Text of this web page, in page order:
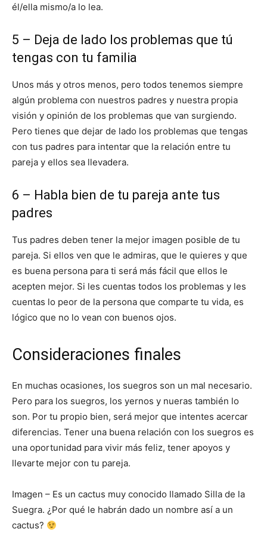
él/ella mismo/a lo lea.
5 – Deja de lado los problemas que tú
tengas con tu familia
Unos más y otros menos, pero todos tenemos siempre
algún problema con nuestros padres y nuestra propia
visión y opinión de los problemas que van surgiendo.
Pero tienes que dejar de lado los problemas que tengas
con tus padres para intentar que la relación entre tu
pareja y ellos sea llevadera.
6 – Habla bien de tu pareja ante tus
padres
Tus padres deben tener la mejor imagen posible de tu
pareja. Si ellos ven que le admiras, que le quieres y que
es buena persona para ti será más fácil que ellos le
acepten mejor. Si les cuentas todos los problemas y les
cuentas lo peor de la persona que comparte tu vida, es
lógico que no lo vean con buenos ojos.
Consideraciones finales
En muchas ocasiones, los suegros son un mal necesario.
Pero para los suegros, los yernos y nueras también lo
son. Por tu propio bien, será mejor que intentes acercar
diferencias. Tener una buena relación con los suegros es
una oportunidad para vivir más feliz, tener apoyos y
llevarte mejor con tu pareja.
Imagen – Es un cactus muy conocido llamado Silla de la
Suegra. ¿Por qué le habrán dado un nombre así a un
cactus?